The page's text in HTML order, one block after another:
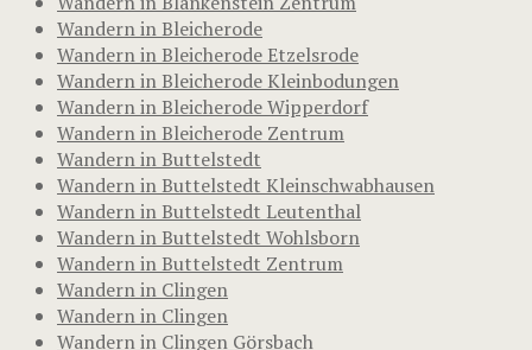
Wandern in Bleicherode
Wandern in Bleicherode Etzelsrode
Wandern in Bleicherode Kleinbodungen
Wandern in Bleicherode Wipperdorf
Wandern in Bleicherode Zentrum
Wandern in Buttelstedt
Wandern in Buttelstedt Kleinschwabhausen
Wandern in Buttelstedt Leutenthal
Wandern in Buttelstedt Wohlsborn
Wandern in Buttelstedt Zentrum
Wandern in Clingen
Wandern in Clingen
Wandern in Clingen Görsbach